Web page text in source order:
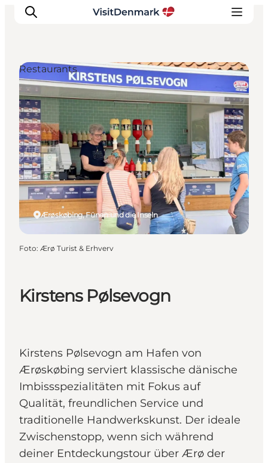
Inspiration
Regionen
Erlebnisse
Unterkünfte
Reiseplanung
Kirstens Pølsevogn
Kirstens Pølsevogn am Hafen von
Ærøskøbing serviert klassische dänische
Imbissspezialitäten mit Fokus auf
Qualität, freundlichen Service und
traditionelle Handwerkskunst. Der ideale
Zwischenstopp, wenn sich während
deiner Entdeckungstour über Ærø der
Ærøskøbing, Fünen und die Inseln
Restaurants
Foto: Ærø Turist & Erhverv